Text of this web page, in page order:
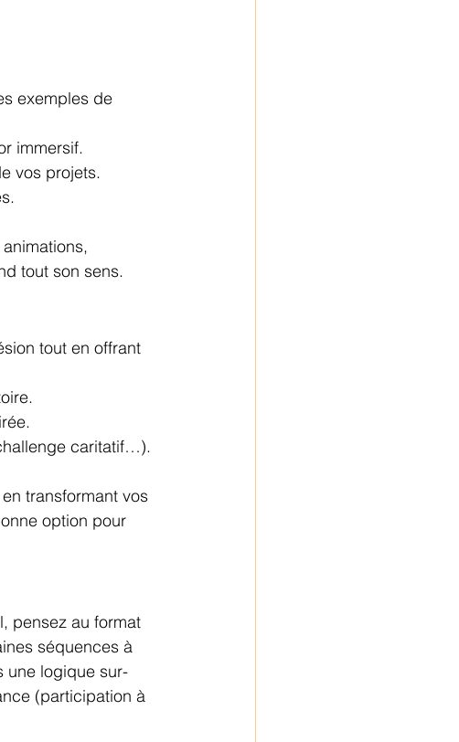
exemples de
immersif.
vos projets.
tout son sens.
tout en offrant
caritatif…).
transformant vos
option pour
pensez au format
séquences à
une logique sur-
(participation à